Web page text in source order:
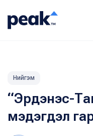
Нийгэм
“Эрдэнэс-
мэдэгдэл